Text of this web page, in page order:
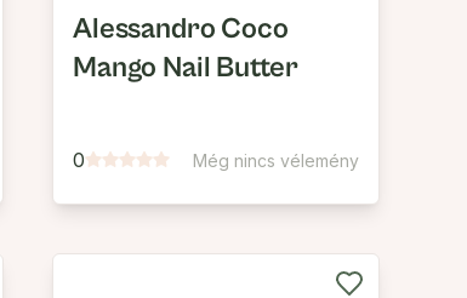
Alessandro Coco
Mango Nail Butter
0 Még nincs vélemény